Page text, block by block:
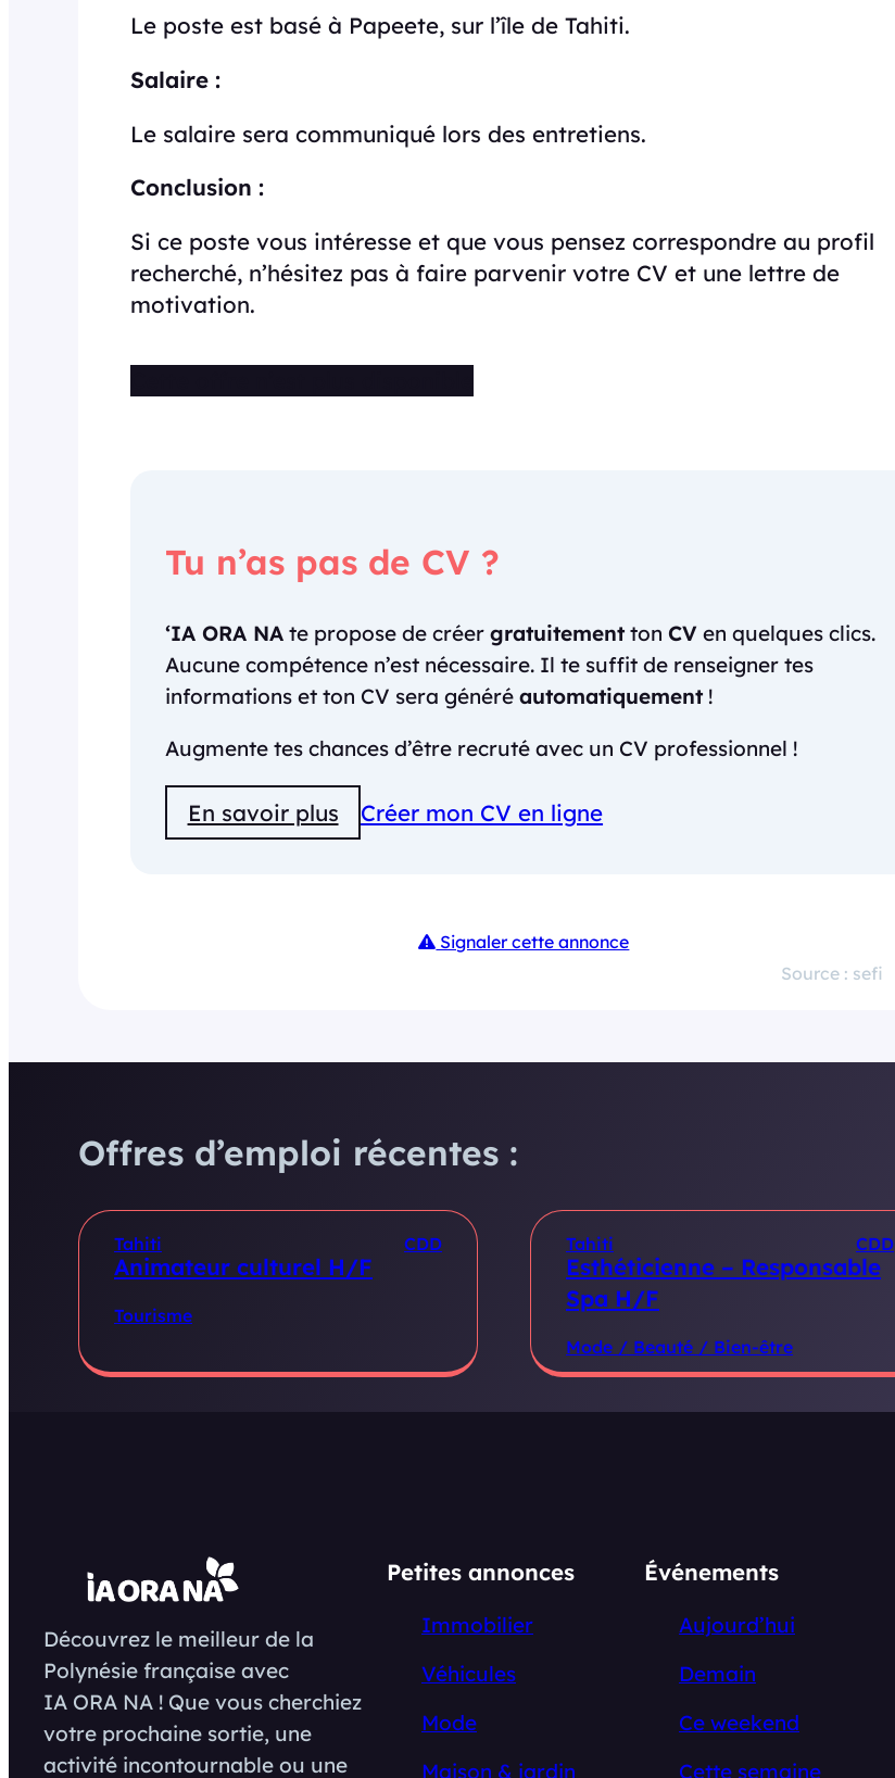
Le poste est basé à Papeete, sur l’île de Tahiti.
Salaire :
Le salaire sera communiqué lors des entretiens.
Conclusion :
Si ce poste vous intéresse et que vous pensez correspondre au profil
recherché, n’hésitez pas à faire parvenir votre CV et une lettre de
motivation.
Tu n’as pas de CV ?
‘IA ORA NA te propose de créer gratuitement ton CV en quelques clics.
Aucune compétence n’est nécessaire. Il te suffit de renseigner tes
informations et ton CV sera généré automatiquement !
Augmente tes chances d’être recruté avec un CV professionnel !
En savoir plus Créer mon CV en ligne
Signaler cette annonce
Source : sefi
Offres d’emploi récentes :
Tahiti CDD
Animateur culturel H/F
Tourisme
Tahiti CDD
Esthéticienne – Responsable
Spa H/F
Mode / Beauté / Bien-être
Découvrez le meilleur de la
Polynésie française avec
IA ORA NA ! Que vous cherchiez
votre prochaine sortie, une
activité incontournable ou une
Petites annonces
Immobilier
Véhicules
Mode
Maison & jardin
Événements
Aujourd’hui
Demain
Ce weekend
Cette semaine